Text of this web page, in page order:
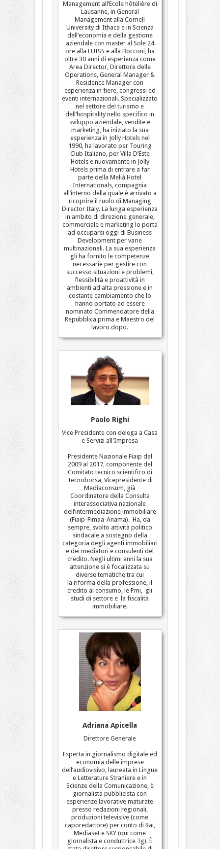
Management all’Ecole hôtelière di
Lausanne, in General
Management alla Cornell
University di Ithaca e in Scienza
dell’economia e della gestione
aziendale con master al Sole 24
ore alla LUISS e alla Bocconi, ha
oltre 30 anni di esperienza come
Area Director, Direttore delle
Operations, General Manager &
Residence Manager con
esperienza in fiere, congressi ed
eventi internazionali. Specializzato
nel settore del turismo e
dell’hospitality nello specifico in
sviluppo aziendale, vendite e
marketing, ha iniziato la sua
esperienza in Jolly Hotels nel
1990, ha lavorato per Touring
Club Italiano, per Villa D’Este
Hotels e nuovamente in Jolly
Hotels prima di entrare a far
parte della Melià Hotel
Internationals, compagnia
all’interno della quale è arrivato a
ricoprire il ruolo di Managing
Director Italy. La lunga esperienza
in ambito di direzione generale,
commerciale e marketing lo porta
ad occuparsi oggi di Business
Development per varie
multinazionali. La sua esperienza
gli ha fornito le competenze
necessarie per gestire con
successo situazioni e problemi,
flessibilità e proattività in
ambienti ad alta pressione e in
costante cambiamento che lo
hanno portato ad essere
nominato Commendatore della
Repubblica prima e Maestro del
lavoro dopo.
Paolo Righi
Vice Presidente con delega a Casa
e Servizi all'Impresa
Presidente Nazionale Fiaip dal
2009 al 2017, componente del
Comitato tecnico scientifico di
Tecnoborsa, Vicepresidente di
Mediaconsum, già
Coordinatore della Consulta
interassociativa nazionale
dell’intermediazione immobiliare
(Fiaip-Fimaa-Anama). Ha, da
sempre, svolto attività politico
sindacale a sostegno della
categoria degli agenti immobiliari
e dei mediatori e consulenti del
credito. Negli ultimi anni la sua
attenzione si è focalizzata su
diverse tematiche tra cui
la riforma della professione, il
credito al consumo, le Pmi, gli
studi di settore e la fiscalità
immobiliare.
Adriana Apicella
Direttore Generale
Esperta in giornalismo digitale ed
economia delle imprese
dell’audiovisivo, laureata in Lingue
e Letterature Straniere e in
Scienze della Comunicazione, è
giornalista pubblicista con
esperienze lavorative maturate
presso redazioni regionali,
produzioni televisive (come
caporedattore) per conto di Rai,
Mediaset e SKY (qui come
giornalista e conduttrice Tg). È